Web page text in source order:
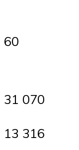
60
31 070
13 316